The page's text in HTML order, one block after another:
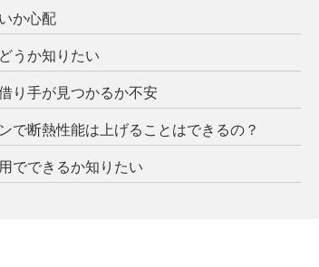
か心配
うか知りたい
り手が見つかるか不安
で断熱性能は上げることはできるの？
でできるか知りたい